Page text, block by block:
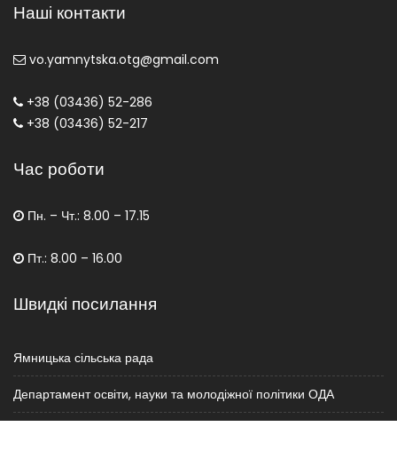
Наші контакти
vo.yamnytska.otg@gmail.com
+38 (03436) 52-286
+38 (03436) 52-217
Час роботи
Пн. – Чт.: 8.00 – 17.15
Пт.: 8.00 – 16.00
Швидкі посилання
Ямницька сільська рада
Департамент освіти, науки та молодіжної політики ОДА